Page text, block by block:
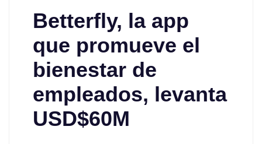
Betterfly, la app
que promueve el
bienestar de
empleados, levanta
USD$60M